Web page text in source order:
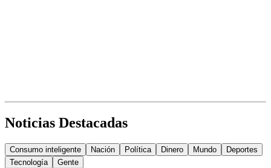
Noticias Destacadas
Consumo inteligente Nación Política Dinero Mundo
Deportes
Tecnología
Gente